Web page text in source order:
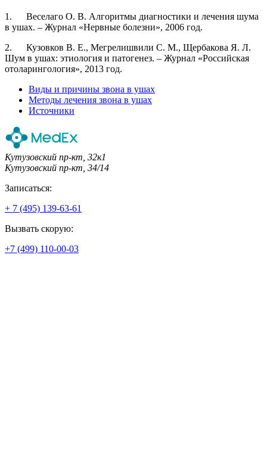
1. Веселаго О. В. Алгоритмы диагностики и лечения шума
в ушах. – Журнал «Нервные болезни», 2006 год.
2. Кузовков В. Е., Мегрелишвили С. М., Щербакова Я. Л.
Шум в ушах: этиология и патогенез. – Журнал «Российская
отоларингология», 2013 год.
Виды и причины звона в ушах
Методы лечения звона в ушах
Источники
Кутузовский пр-кт, 32к1
Кутузовский пр-кт, 34/14
Записаться:
+ 7 (495) 139-63-61
Вызвать скорую:
+7 (499) 110-00-03